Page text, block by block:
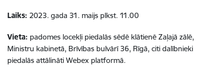
Laiks: 2023. gada 31. maijs plkst. 11.00
Vieta: padomes locekļi piedalās sēdē klātienē Zaļajā zālē,
Ministru kabinetā, Brīvības bulvārī 36, Rīgā, citi dalībnieki
piedalās attālināti Webex platformā.